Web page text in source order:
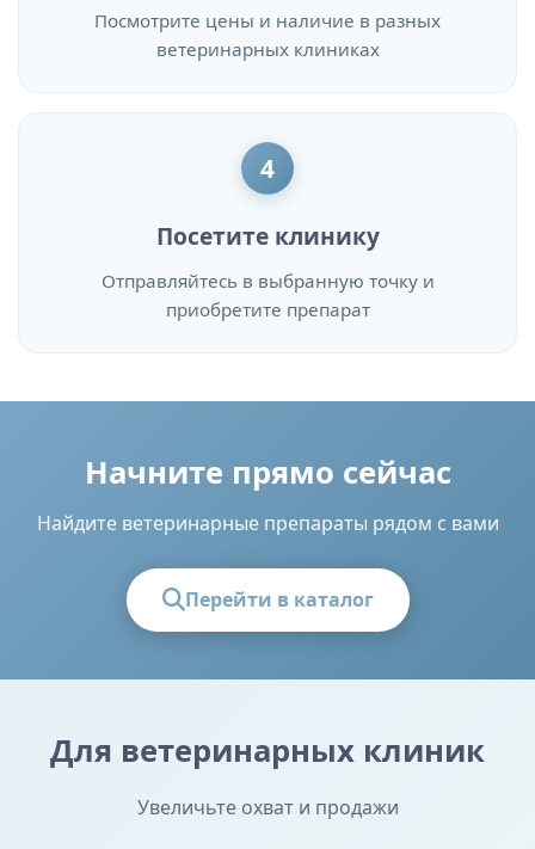
Посмотрите цены и наличие в разных
ветеринарных клиниках
4
Посетите клинику
Отправляйтесь в выбранную точку и
приобретите препарат
Начните прямо сейчас
Найдите ветеринарные препараты рядом с вами
Перейти в каталог
Для ветеринарных клиник
Увеличьте охват и продажи